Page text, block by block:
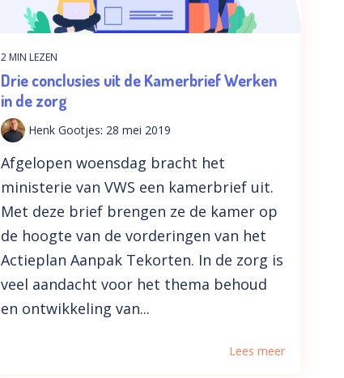
2 MIN LEZEN
Drie conclusies uit de Kamerbrief Werken
in de zorg
Henk Gootjes: 28 mei 2019
Afgelopen woensdag bracht het
ministerie van VWS een kamerbrief uit.
Met deze brief brengen ze de kamer op
de hoogte van de vorderingen van het
Actieplan Aanpak Tekorten. In de zorg is
veel aandacht voor het thema behoud
en ontwikkeling van...
Lees meer